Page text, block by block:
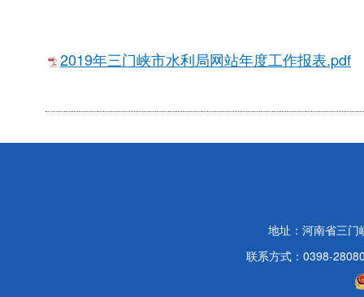
2019年三门峡市水利局网站年度工作报表.pdf
地址：河南省三门
联系方式：0398-